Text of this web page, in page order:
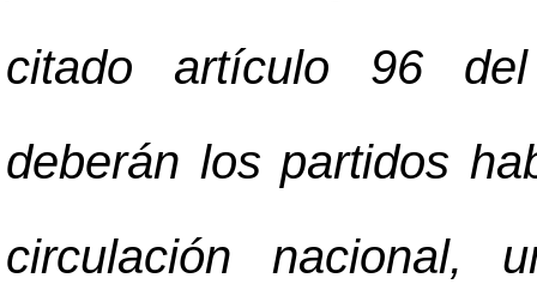
citado artículo 96
deberán los partidos
circulación nacional,